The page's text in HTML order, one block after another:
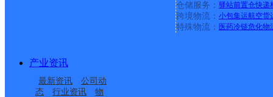
仓储服务： 驿站前置仓快递
跨境物流： 小包集运航空货
特殊物流： 医药冷链危化物
产业资讯
最新资讯
公司动
态
行业资讯
物
安徽主城区公司蚌埠滨